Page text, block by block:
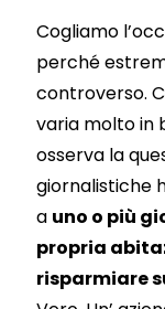
Cogliamo
perché
controverso.
varia molto in
osserva la
giornalistiche
a uno o più
propria
risparmiare